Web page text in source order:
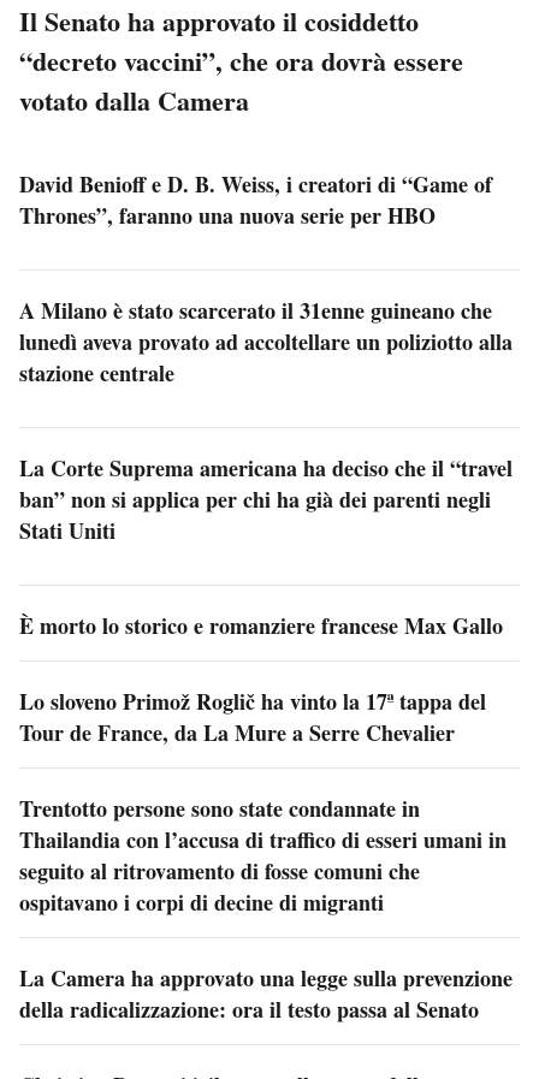
Il Senato ha approvato il cosiddetto
“decreto vaccini”, che ora dovrà essere
votato dalla Camera
David Benioff e D. B. Weiss, i creatori di “Game of
Thrones”, faranno una nuova serie per HBO
A Milano è stato scarcerato il 31enne guineano che
lunedì aveva provato ad accoltellare un poliziotto alla
stazione centrale
La Corte Suprema americana ha deciso che il “travel
ban” non si applica per chi ha già dei parenti negli
Stati Uniti
È morto lo storico e romanziere francese Max Gallo
Lo sloveno Primož Roglič ha vinto la 17ª tappa del
Tour de France, da La Mure a Serre Chevalier
Trentotto persone sono state condannate in
Thailandia con l’accusa di traffico di esseri umani in
seguito al ritrovamento di fosse comuni che
ospitavano i corpi di decine di migranti
La Camera ha approvato una legge sulla prevenzione
della radicalizzazione: ora il testo passa al Senato